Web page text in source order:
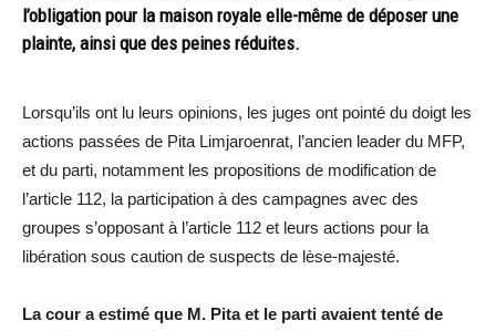
l’obligation pour la maison royale elle-même de déposer une
plainte, ainsi que des peines réduites.
Lorsqu’ils ont lu leurs opinions, les juges ont pointé du doigt les
actions passées de Pita Limjaroenrat, l’ancien leader du MFP,
et du parti, notamment les propositions de modification de
l’article 112, la participation à des campagnes avec des
groupes s’opposant à l’article 112 et leurs actions pour la
libération sous caution de suspects de lèse-majesté.
La cour a estimé que M. Pita et le parti avaient tenté de